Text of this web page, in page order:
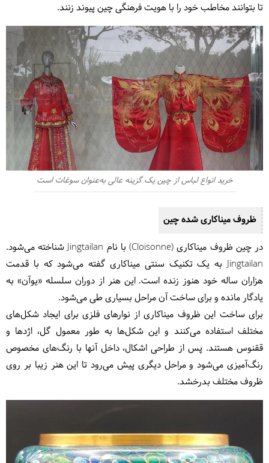
تا بتوانند مخاطب خود را با هویت فرهنگی چین پیوند زنند.
خرید انواع لباس از چین یک گزینه عالی به‌عنوان سوغات است
ظروف میناکاری شده چین
در چین ظروف میناکاری (Cloisonne) با نام Jingtailan شناخته می‌شود.
Jingtailan به یک تکنیک سنتی میناکاری گفته می‌شود که با قدمت
هزاران ساله خود هنوز زنده است. این هنر از دوران سلسله «یوآن» به
یادگار مانده و برای ساخت آن مراحل بسیاری طی می‌شود.
برای ساخت این ظروف میناکاری از نوارهای فلزی برای ایجاد شکل‌های
مختلف استفاده می‌کنند و این شکل‌ها به طور معمول گل، اژدها و
ققنوس هستند. پس از طراحی اشکال، داخل آنها با رنگ‌های مخصوص
رنگ‌آمیزی می‌شود و مراحل دیگری پیش می‌رود تا این هنر زیبا بر روی
ظروف مختلف بدرخشد.